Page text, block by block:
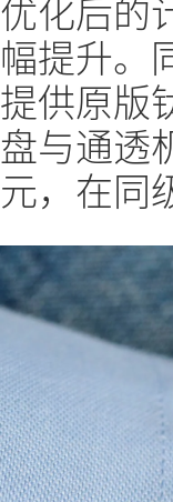
优化后的
幅提升。
提供原版
盘与通透
元，在同